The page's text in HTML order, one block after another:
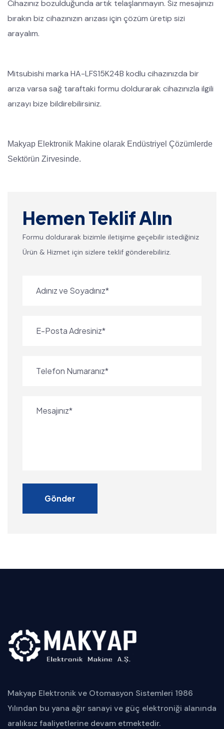
Cihazınız bozulduğunda artık telaşlanmayın. Siz mesajınızı
bırakın biz cihazınızın arızası için çözüm üretip sizi
arayalım.
Mitsubishi marka HA-LFS15K24B kodlu cihazınızda bir
arıza varsa sağ taraftaki formu doldurarak cihazınızla ilgili
arızayı bize bildirebilirsiniz.
Makyap Elektronik Makine olarak Endüstriyel Çözümlerde
Sektörün Zirvesinde.
Hemen Teklif Alın
Formu doldurarak bizimle iletişime geçebilir istediğiniz
Ürün & Hizmet için sizlere teklif gönderebiliriz.
Gönder
Makyap Elektronik ve Otomasyon Sistemleri 1986
Yılından bu yana ağır sanayi ve güç elektroniği alanında
aralıksız faaliyetlerine devam etmektedir.